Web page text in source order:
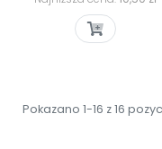
Szybki podgląd
Pokazano 1-16 z 16